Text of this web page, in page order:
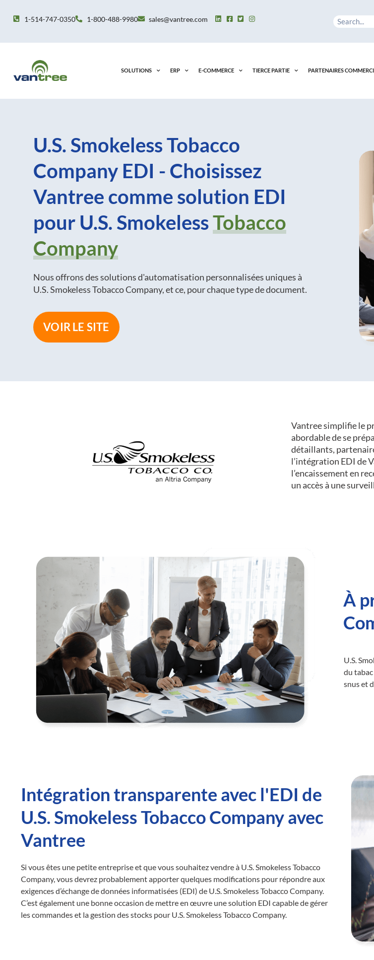
1-514-747-0350 1-800-488-9980 sales@vantree.com Rechercher
SOLUTIONS ERP E-COMMERCE TIERCE PARTIE PARTENAIRES
U.S. Smokeless Tobacco
Company EDI - Choisissez
Vantree comme solution EDI
pour U.S. SmokelessTobacco
Company
Nous offrons des solutions d'automatisation personnalisées uniques à
U.S. Smokeless Tobacco Company, et ce, pour chaque type de document.
VOIR LE SITE
Vantree simplifie le
abordable de se
détaillants,
l’intégration EDI de
l’encaissement en
un accès à une
À
U.S.
du
snus et
Intégration transparente avec l'EDI de
U.S. Smokeless Tobacco Company avec
Vantree
Si vous êtes une petite entreprise et que vous souhaitez vendre à U.S. Smokeless Tobacco
Company, vous devrez probablement apporter quelques modifications pour répondre aux
exigences d’échange de données informatisées (EDI) de U.S. Smokeless Tobacco Company.
C’est également une bonne occasion de mettre en œuvre une solution EDI capable de gérer
les commandes et la gestion des stocks pour U.S. Smokeless Tobacco Company.